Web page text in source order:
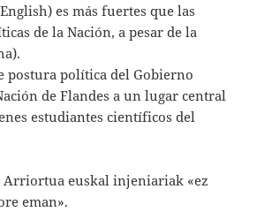
es más fuertes que las
de la Nación, a pesar de la
postura política del Gobierno
de Flandes a un lugar central
estudiantes científicos del
Arriortua euskal injeniariak «ez
eman».